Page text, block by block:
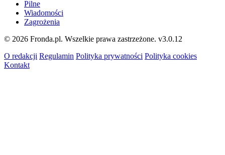
Pilne
Wiadomości
Zagrożenia
© 2026 Fronda.pl. Wszelkie prawa zastrzeżone. v3.0.12
O redakcji Regulamin Polityka prywatności Polityka cookies
Kontakt